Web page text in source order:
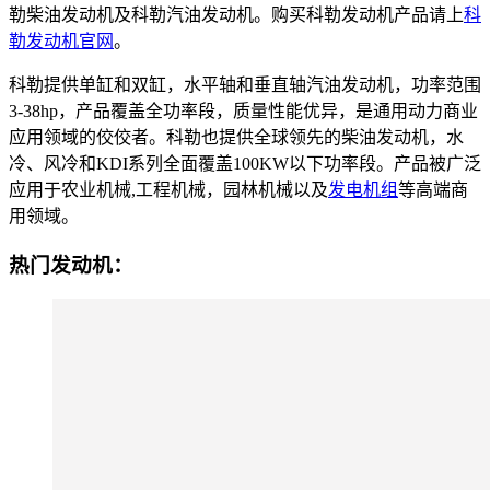
勒柴油发动机及科勒汽油发动机。购买科勒发动机产品请上科
勒发动机官网。
科勒提供单缸和双缸，水平轴和垂直轴汽油发动机，功率范围
3-38hp，产品覆盖全功率段，质量性能优异，是通用动力商业
应用领域的佼佼者。科勒也提供全球领先的柴油发动机，水
冷、风冷和KDI系列全面覆盖100KW以下功率段。产品被广泛
应用于农业机械,工程机械，园林机械以及发电机组等高端商
用领域。
热门发动机：